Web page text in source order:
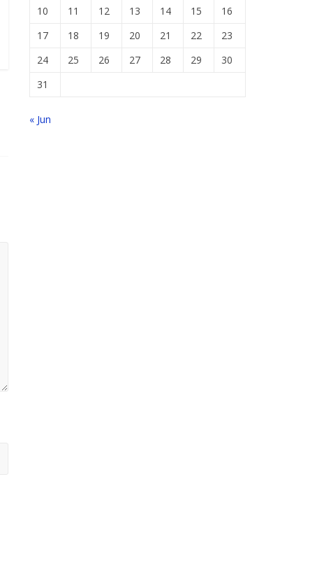
10
11 12 13 14 15
16
17
18 19 20 21 22
23
24
25 26 27 28 29
30
31
« Jun